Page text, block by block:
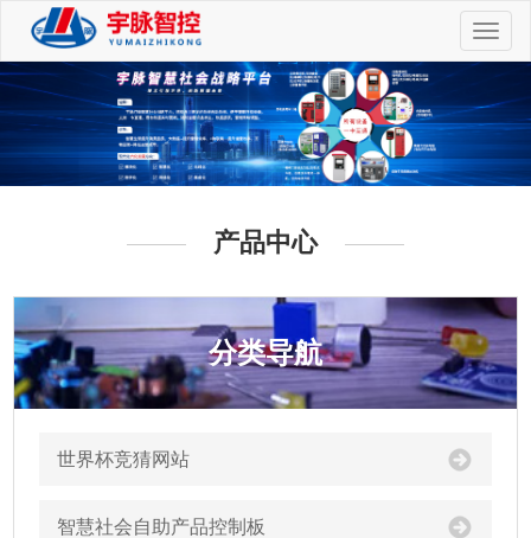
切
换
航
产品中心
分类导航
世界杯竞猜网站
智慧社会自助产品控制板